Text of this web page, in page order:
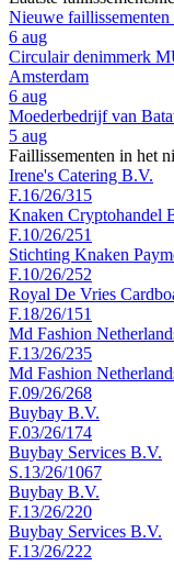
Nieuwe
6 aug
Circulair denimmerk
Amsterdam
6 aug
Moederbedrijf van
5 aug
Faillissementen in het
Irene's Catering B.V.
F.16/26/315
Knaken Cryptohandel
F.10/26/251
Stichting Knaken
F.10/26/252
Royal De Vries
F.18/26/151
Md Fashion
F.13/26/235
Md Fashion
F.09/26/268
Buybay B.V.
F.03/26/174
Buybay Services B.V.
S.13/26/1067
Buybay B.V.
F.13/26/220
Buybay Services B.V.
F.13/26/222